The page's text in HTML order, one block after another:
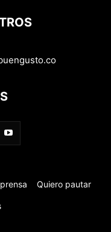
Quiero pautar